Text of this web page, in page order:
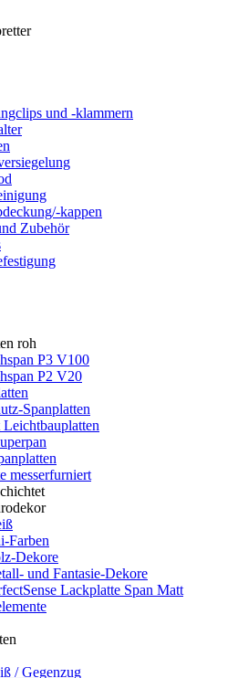
und -klammern
kappen
Zubehör
roh
P3 V100
P2 V20
Spanplatten
messerfurniert
Farben
Dekore
und Fantasie-Dekore
Lackplatte Span Matt
/ Gegenzug